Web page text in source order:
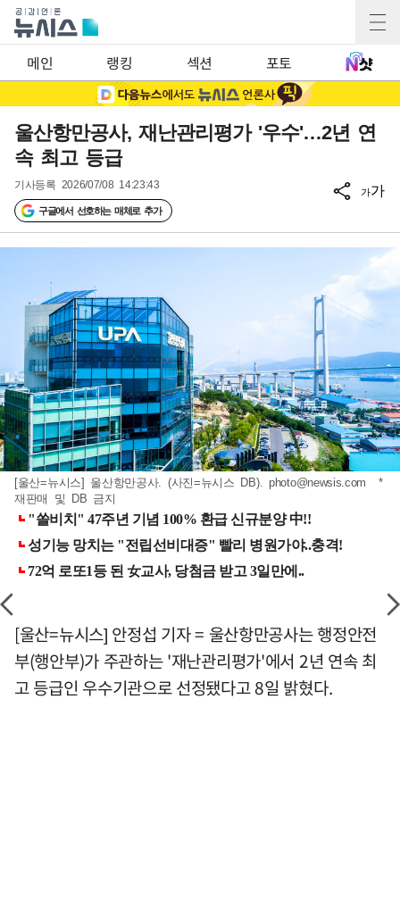
메인 랭킹 섹션 포토
울산항만공사, 재난관리평가 '우수'…2년 연
속 최고 등급
기사등록 2026/07/08 14:23:43
구글에서 선호하는 매체로 추가
가가
[울산=뉴시스] 울산항만공사. (사진=뉴시스 DB). photo@newsis.com *
재판매 및 DB 금지
[울산=뉴시스] 안정섭 기자 = 울산항만공사는 행정안전
부(행안부)가 주관하는 '재난관리평가'에서 2년 연속 최
고 등급인 우수기관으로 선정됐다고 8일 밝혔다.